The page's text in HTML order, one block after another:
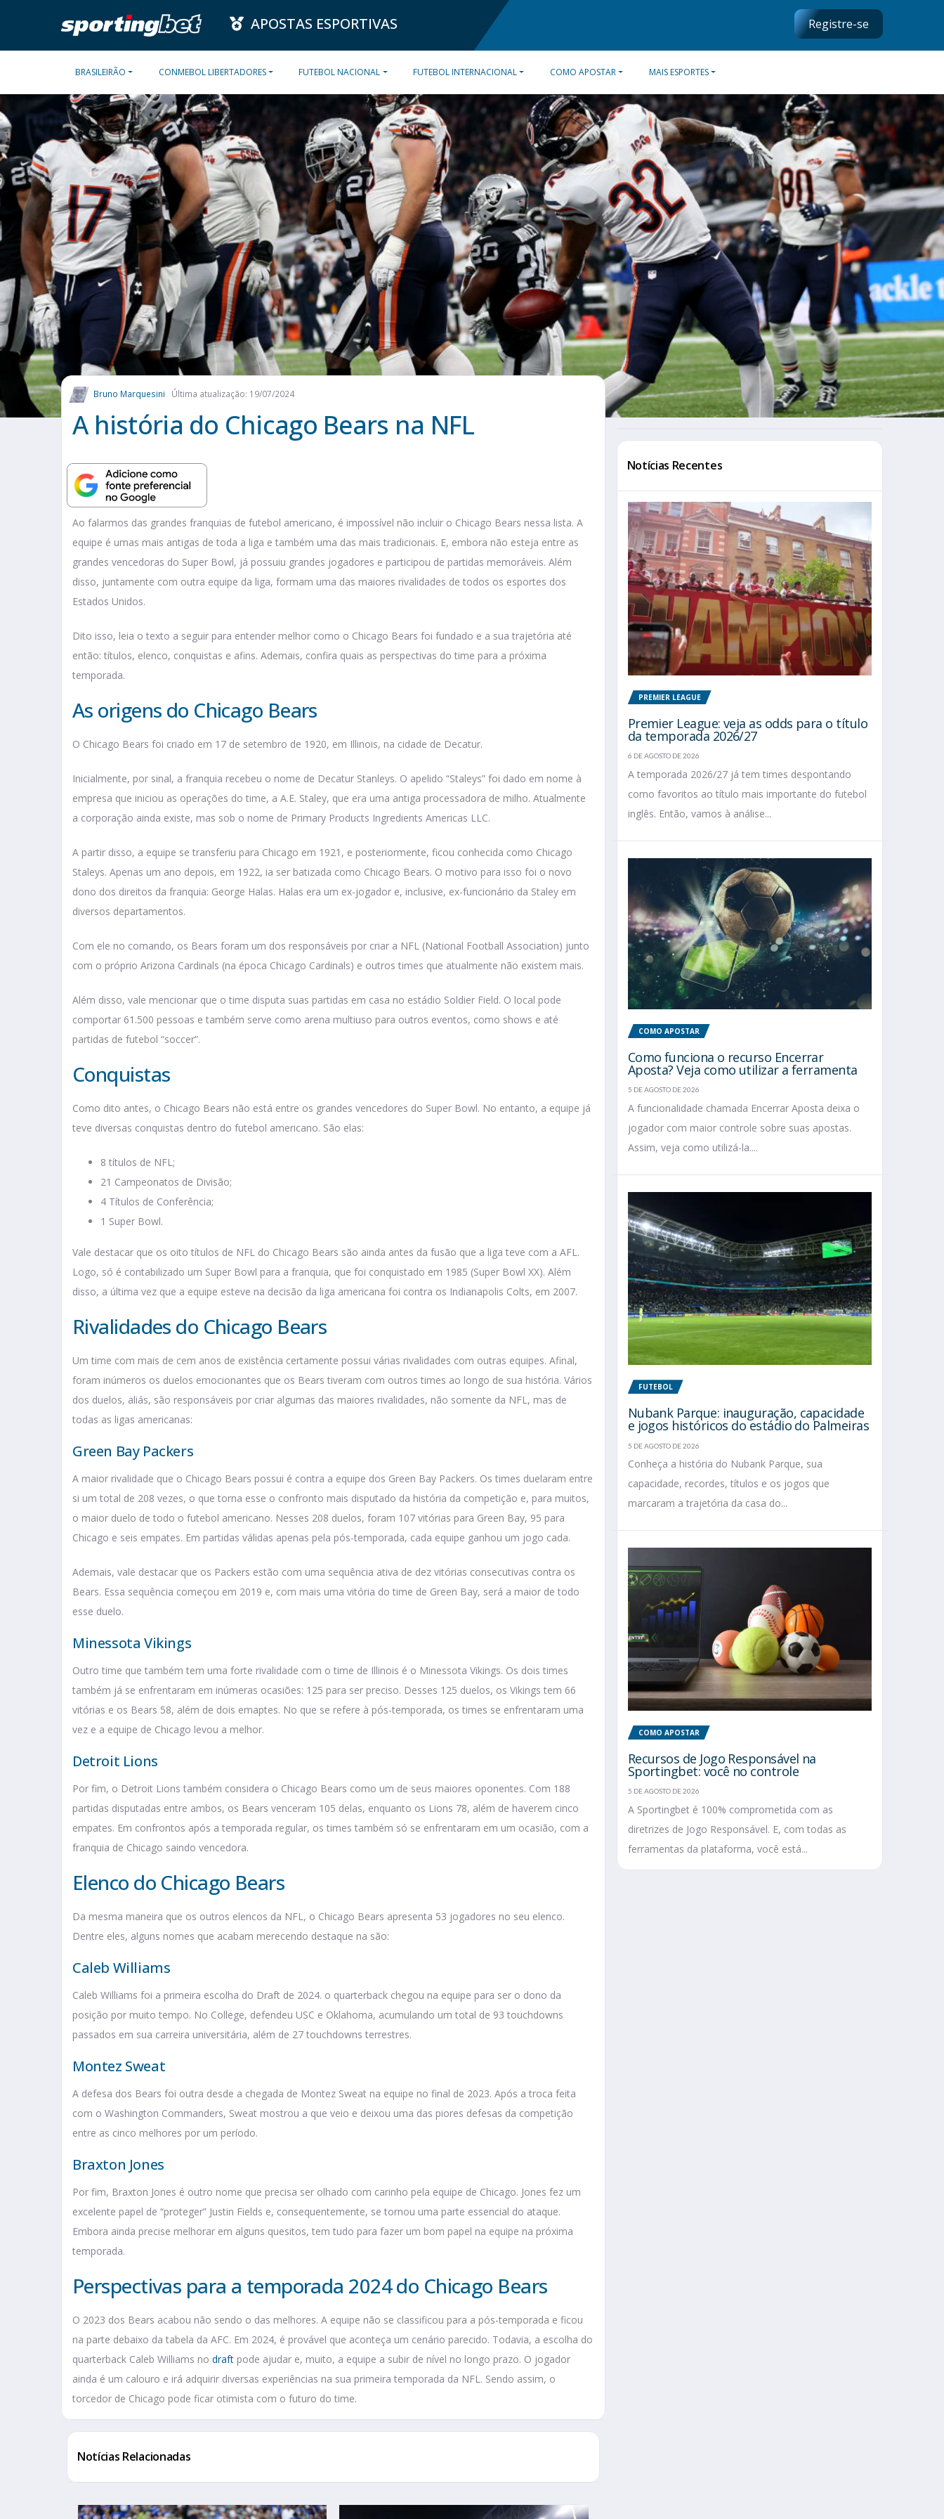
APOSTAS ESPORTIVAS Registre-se
BRASILEIRÃO CONMEBOL LIBERTADORES FUTEBOL NACIONAL FUTEBOL INTERNACIONAL COMO APOSTAR MAIS ESPORTES
Bruno Marquesini Última atualização: 19/07/2024
A história do Chicago Bears na NFL
Ao falarmos das grandes franquias de futebol americano, é impossível não incluir o Chicago Bears nessa lista. A
equipe é umas mais antigas de toda a liga e também uma das mais tradicionais. E, embora não esteja entre as
grandes vencedoras do Super Bowl, já possuiu grandes jogadores e participou de partidas memoráveis. Além
disso, juntamente com outra equipe da liga, formam uma das maiores rivalidades de todos os esportes dos
Estados Unidos.
Dito isso, leia o texto a seguir para entender melhor como o Chicago Bears foi fundado e a sua trajetória até
então: títulos, elenco, conquistas e afins. Ademais, confira quais as perspectivas do time para a próxima
temporada.
As origens do Chicago Bears
O Chicago Bears foi criado em 17 de setembro de 1920, em Illinois, na cidade de Decatur.
Inicialmente, por sinal, a franquia recebeu o nome de Decatur Stanleys. O apelido “Staleys” foi dado em nome à
empresa que iniciou as operações do time, a A.E. Staley, que era uma antiga processadora de milho. Atualmente
a corporação ainda existe, mas sob o nome de Primary Products Ingredients Americas LLC.
A partir disso, a equipe se transferiu para Chicago em 1921, e posteriormente, ficou conhecida como Chicago
Staleys. Apenas um ano depois, em 1922, ia ser batizada como Chicago Bears. O motivo para isso foi o novo
dono dos direitos da franquia: George Halas. Halas era um ex-jogador e, inclusive, ex-funcionário da Staley em
diversos departamentos.
Com ele no comando, os Bears foram um dos responsáveis por criar a NFL (National Football Association) junto
com o próprio Arizona Cardinals (na época Chicago Cardinals) e outros times que atualmente não existem mais.
Além disso, vale mencionar que o time disputa suas partidas em casa no estádio Soldier Field. O local pode
comportar 61.500 pessoas e também serve como arena multiuso para outros eventos, como shows e até
partidas de futebol “soccer”.
Conquistas
Como dito antes, o Chicago Bears não está entre os grandes vencedores do Super Bowl. No entanto, a equipe já
teve diversas conquistas dentro do futebol americano. São elas:
8 títulos de NFL;
21 Campeonatos de Divisão;
4 Títulos de Conferência;
1 Super Bowl.
Vale destacar que os oito títulos de NFL do Chicago Bears são ainda antes da fusão que a liga teve com a AFL.
Logo, só é contabilizado um Super Bowl para a franquia, que foi conquistado em 1985 (Super Bowl XX). Além
disso, a última vez que a equipe esteve na decisão da liga americana foi contra os Indianapolis Colts, em 2007.
Rivalidades do Chicago Bears
Um time com mais de cem anos de existência certamente possui várias rivalidades com outras equipes. Afinal,
foram inúmeros os duelos emocionantes que os Bears tiveram com outros times ao longo de sua história. Vários
dos duelos, aliás, são responsáveis por criar algumas das maiores rivalidades, não somente da NFL, mas de
todas as ligas americanas:
Green Bay Packers
A maior rivalidade que o Chicago Bears possui é contra a equipe dos Green Bay Packers. Os times duelaram entre
si um total de 208 vezes, o que torna esse o confronto mais disputado da história da competição e, para muitos,
o maior duelo de todo o futebol americano. Nesses 208 duelos, foram 107 vitórias para Green Bay, 95 para
Chicago e seis empates. Em partidas válidas apenas pela pós-temporada, cada equipe ganhou um jogo cada.
Ademais, vale destacar que os Packers estão com uma sequência ativa de dez vitórias consecutivas contra os
Bears. Essa sequência começou em 2019 e, com mais uma vitória do time de Green Bay, será a maior de todo
esse duelo.
Minessota Vikings
Outro time que também tem uma forte rivalidade com o time de Illinois é o Minessota Vikings. Os dois times
também já se enfrentaram em inúmeras ocasiões: 125 para ser preciso. Desses 125 duelos, os Vikings tem 66
vitórias e os Bears 58, além de dois emaptes. No que se refere à pós-temporada, os times se enfrentaram uma
vez e a equipe de Chicago levou a melhor.
Detroit Lions
Por fim, o Detroit Lions também considera o Chicago Bears como um de seus maiores oponentes. Com 188
partidas disputadas entre ambos, os Bears venceram 105 delas, enquanto os Lions 78, além de haverem cinco
empates. Em confrontos após a temporada regular, os times também só se enfrentaram em um ocasião, com a
franquia de Chicago saindo vencedora.
Elenco do Chicago Bears
Da mesma maneira que os outros elencos da NFL, o Chicago Bears apresenta 53 jogadores no seu elenco.
Dentre eles, alguns nomes que acabam merecendo destaque na são:
Caleb Williams
Caleb Williams foi a primeira escolha do Draft de 2024. o quarterback chegou na equipe para ser o dono da
posição por muito tempo. No College, defendeu USC e Oklahoma, acumulando um total de 93 touchdowns
passados em sua carreira universitária, além de 27 touchdowns terrestres.
Montez Sweat
A defesa dos Bears foi outra desde a chegada de Montez Sweat na equipe no final de 2023. Após a troca feita
com o Washington Commanders, Sweat mostrou a que veio e deixou uma das piores defesas da competição
entre as cinco melhores por um período.
Braxton Jones
Por fim, Braxton Jones é outro nome que precisa ser olhado com carinho pela equipe de Chicago. Jones fez um
excelente papel de “proteger” Justin Fields e, consequentemente, se tornou uma parte essencial do ataque.
Embora ainda precise melhorar em alguns quesitos, tem tudo para fazer um bom papel na equipe na próxima
temporada.
Perspectivas para a temporada 2024 do Chicago Bears
O 2023 dos Bears acabou não sendo o das melhores. A equipe não se classificou para a pós-temporada e ficou
na parte debaixo da tabela da AFC. Em 2024, é provável que aconteça um cenário parecido. Todavia, a escolha do
quarterback Caleb Williams no draft pode ajudar e, muito, a equipe a subir de nível no longo prazo. O jogador
ainda é um calouro e irá adquirir diversas experiências na sua primeira temporada da NFL. Sendo assim, o
torcedor de Chicago pode ficar otimista com o futuro do time.
Notícias Relacionadas
Notícias Recentes
PREMIER LEAGUE
Premier League: veja as odds para o título
da temporada 2026/27
6 DE AGOSTO DE 2026
A temporada 2026/27 já tem times despontando
como favoritos ao título mais importante do futebol
inglês. Então, vamos à análise...
COMO APOSTAR
Como funciona o recurso Encerrar
Aposta? Veja como utilizar a ferramenta
5 DE AGOSTO DE 2026
A funcionalidade chamada Encerrar Aposta deixa o
jogador com maior controle sobre suas apostas.
Assim, veja como utilizá-la....
FUTEBOL
Nubank Parque: inauguração, capacidade
e jogos históricos do estádio do Palmeiras
5 DE AGOSTO DE 2026
Conheça a história do Nubank Parque, sua
capacidade, recordes, títulos e os jogos que
marcaram a trajetória da casa do...
COMO APOSTAR
Recursos de Jogo Responsável na
Sportingbet: você no controle
5 DE AGOSTO DE 2026
A Sportingbet é 100% comprometida com as
diretrizes de Jogo Responsável. E, com todas as
ferramentas da plataforma, você está...